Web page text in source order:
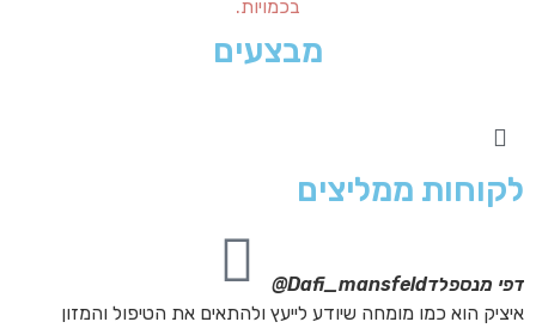
מבצעים
לקוחות ממליצים
דפי מנספלדDafi_mansfeld@
איציק הוא כמו מומחה שיודע לייעץ ולהתאים את הטיפול והמזון